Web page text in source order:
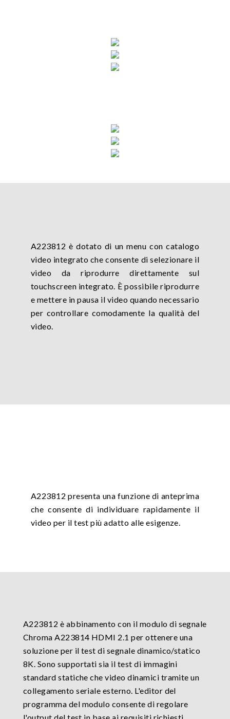
A223812 è dotato di un menu con catalogo
video integrato che consente di selezionare il
video da riprodurre direttamente sul
touchscreen integrato. È possibile riprodurre
e mettere in pausa il video quando necessario
per controllare comodamente la qualità del
video.
A223812 presenta una funzione di anteprima
che consente di individuare rapidamente il
video per il test più adatto alle esigenze.
A223812 è abbinamento con il modulo di segnale
Chroma A223814 HDMI 2.1 per ottenere una
soluzione per il test di segnale dinamico/statico
8K. Sono supportati sia il test di immagini
standard statiche che video dinamici tramite un
collegamento seriale esterno. L'editor del
programma del modulo consente di regolare